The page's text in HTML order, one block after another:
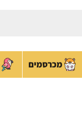
מכרסמים